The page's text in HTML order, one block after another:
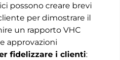
possono creare brevi
per dimostrare il
un rapporto VHC
approvazioni
fidelizzare i clienti: